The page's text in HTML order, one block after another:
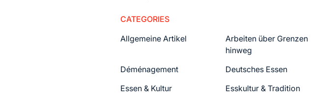
CATEGORIES
Allgemeine Artikel
Arbeiten über Grenzen
hinweg
Déménagement
Deutsches Essen
Essen & Kultur
Esskultur & Tradition